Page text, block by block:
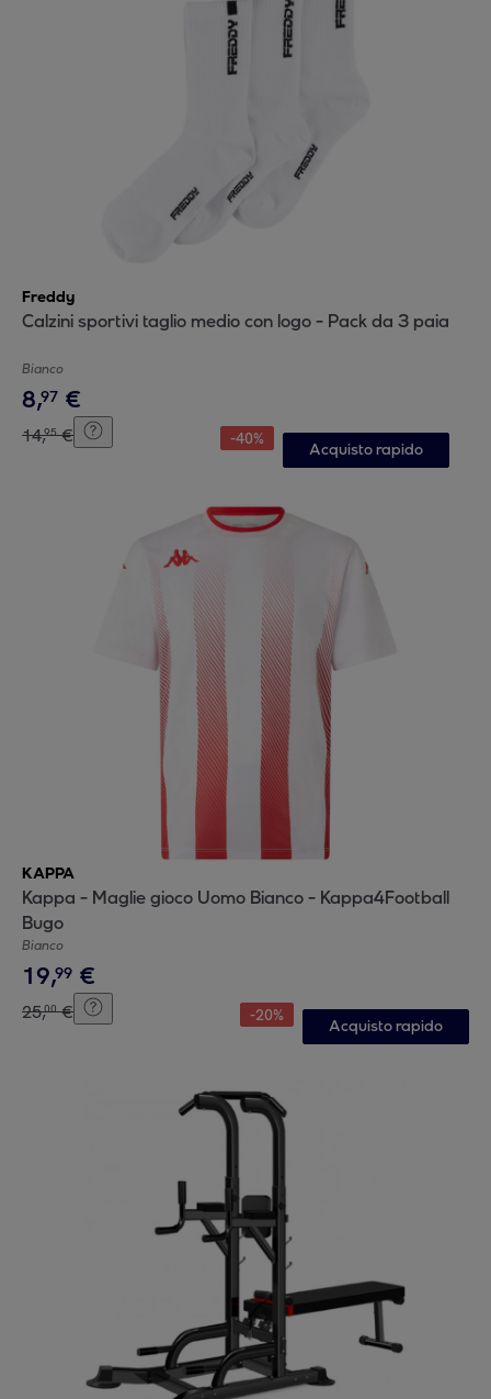
Freddy
Calzini sportivi taglio medio con logo - Pack da 3 paia
Bianco
8,97 €
14,95 € -40%
Acquisto rapido
KAPPA
Kappa - Maglie gioco Uomo Bianco - Kappa4Football
Bugo
Bianco
19,99 €
25,00 € -20%
Acquisto rapido